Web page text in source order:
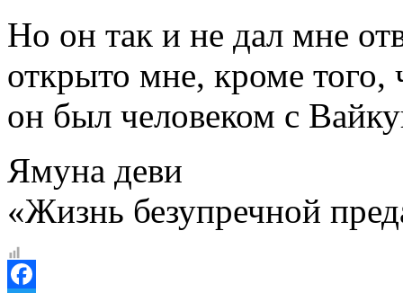
Но он так и не дал мне
открыто мне, кроме
он был человеком с
Ямуна деви
«Жизнь безупречной